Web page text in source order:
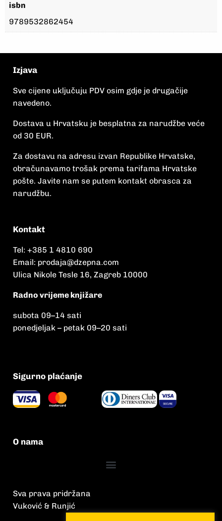
isbn
9789532862454
Izjava
Sve cijene uključuju PDV osim gdje je drugačije
navedeno.
Dostava u Hrvatsku je besplatna za narudžbe veće
od 30 EUR.
Za dostavu na adresu izvan Republike Hrvatske,
obračunavamo trošak prema tarifama Hrvatske
pošte. Javite nam se putem kontakt obrasca za
narudžbu.
Kontakt
Tel: +385 1 4810 690
Email: prodaja@dzepna.com
Ulica Nikole Tesle 16, Zagreb 10000
Radno vrijeme knjižare
subota 09–14 sati
ponedjeljak – petak 09–20 sati
Sigurno plaćanje
O nama
Sva prava pridržana
Vuković & Runjić